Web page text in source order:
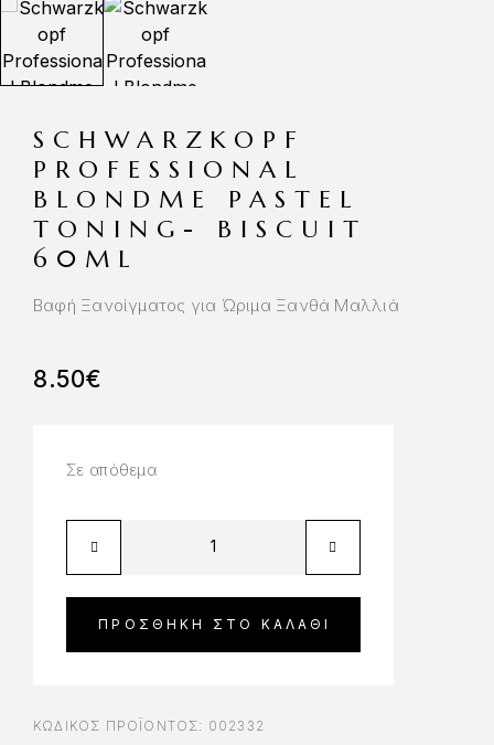
SCHWARZKOPF
PROFESSIONAL
BLONDME PASTEL
TONING- BISCUIT
60ML
Βαφή Ξανοίγματος για Ώριμα Ξανθά Μαλλιά
8.50€
Σε απόθεμα
ΠΡΟΣΘΉΚΗ ΣΤΟ ΚΑΛΆΘΙ
ΚΩΔΙΚΌΣ ΠΡΟΪΌΝΤΟΣ: 002332